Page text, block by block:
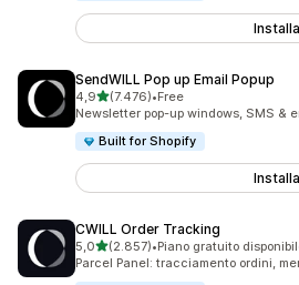
Installa
SendWILL Pop up Email Popup
4,9stelle su 5
(7.476)
7476 recensioni totali
•Free
Newsletter pop-up windows, SMS &
Built for Shopify
Installa
CWILL Order Tracking
5,0stelle su 5
(2.857)
2857 recensioni totali
•Piano gratuito
Parcel Panel: tracciamento ordini,